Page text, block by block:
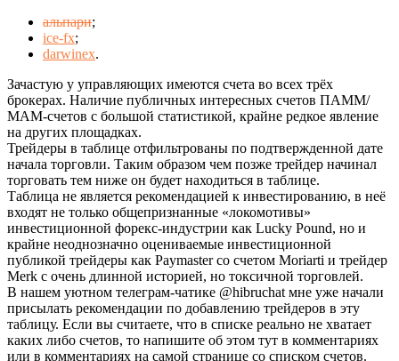
альпари;
ice-fx;
darwinex.
Зачастую у управляющих имеются счета во всех трёх
брокерах. Наличие публичных интересных счетов ПАММ/
МАМ-счетов с большой статистикой, крайне редкое явление
на других площадках.
Трейдеры в таблице отфильтрованы по подтвержденной дате
начала торговли. Таким образом чем позже трейдер начинал
торговать тем ниже он будет находиться в таблице.
Таблица не является рекомендацией к инвестированию, в неё
входят не только общепризнанные «локомотивы»
инвестиционной форекс-индустрии как Lucky Pound, но и
крайне неоднозначно оцениваемые инвестиционной
публикой трейдеры как Paymaster со счетом Moriarti и трейдер
Merk с очень длинной историей, но токсичной торговлей.
В нашем уютном телеграм-чатике @hibruchat мне уже начали
присылать рекомендации по добавлению трейдеров в эту
таблицу. Если вы считаете, что в списке реально не хватает
каких либо счетов, то напишите об этом тут в комментариях
или в комментариях на самой странице со списком счетов.